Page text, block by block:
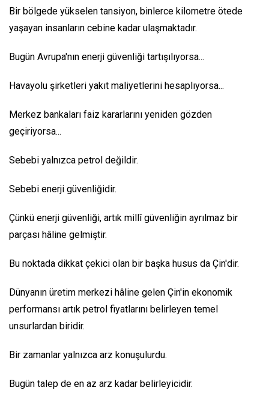
Bir bölgede yükselen tansiyon, binlerce kilometre ötede
yaşayan insanların cebine kadar ulaşmaktadır.
Bugün Avrupa'nın enerji güvenliği tartışılıyorsa...
Havayolu şirketleri yakıt maliyetlerini hesaplıyorsa...
Merkez bankaları faiz kararlarını yeniden gözden
geçiriyorsa...
Sebebi yalnızca petrol değildir.
Sebebi enerji güvenliğidir.
Çünkü enerji güvenliği, artık millî güvenliğin ayrılmaz bir
parçası hâline gelmiştir.
Bu noktada dikkat çekici olan bir başka husus da Çin'dir.
Dünyanın üretim merkezi hâline gelen Çin'in ekonomik
performansı artık petrol fiyatlarını belirleyen temel
unsurlardan biridir.
Bir zamanlar yalnızca arz konuşulurdu.
Bugün talep de en az arz kadar belirleyicidir.